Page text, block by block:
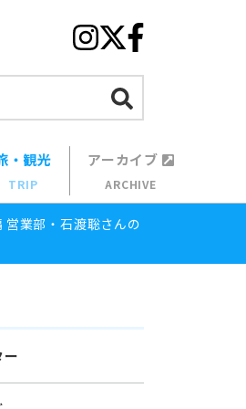
・観光
TRIP
アーカイブ
ARCHIVE
業部・石渡聡さんの
ー